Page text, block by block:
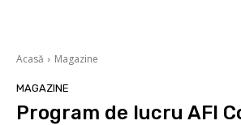
Acasă Magazine
MAGAZINE
Program de lucru AFI